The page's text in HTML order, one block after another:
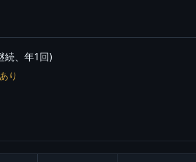
続、年1回)
り